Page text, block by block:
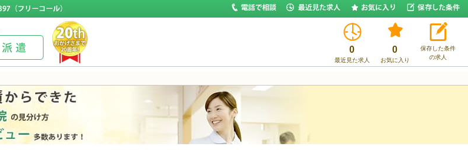
0
最近見た求人
0
お気に入り
保存した条件
の求人